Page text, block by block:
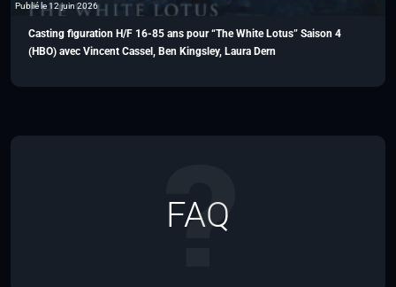
Publié le 12 juin 2026
Casting figuration H/F 16-85 ans pour “The White Lotus” Saison 4
(HBO) avec Vincent Cassel, Ben Kingsley, Laura Dern
FAQ